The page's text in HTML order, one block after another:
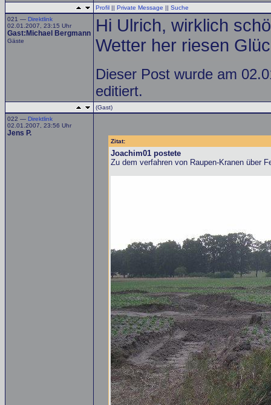
Profil || Private Message || Suche
021 — Direktlink
02.01.2007, 23:15 Uhr
Gast:Michael Bergmann
Gäste
Hi Ulrich, wirklich
Wetter her riesen
Dieser Post wurde am
editiert.
(Gast)
022 — Direktlink
02.01.2007, 23:56 Uhr
Jens P.
Zitat:
Joachim01 postete
Zu dem verfahren von Raupen-Kranen über